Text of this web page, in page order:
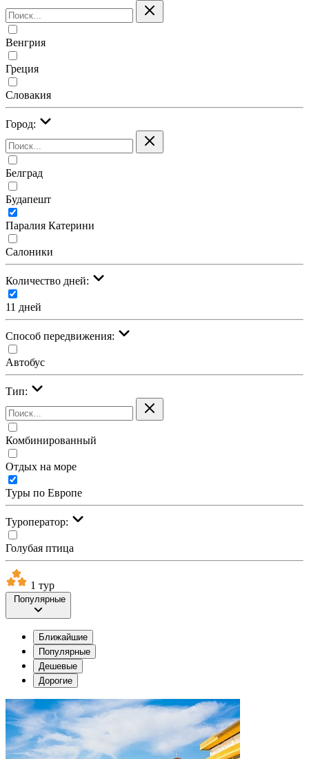
Венгрия
Греция
Словакия
Город:
Белград
Будапешт
Паралия Катерини
Салоники
Количество дней:
11 дней
Cпособ передвижения:
Автобус
Тип:
Комбинированный
Отдых на море
Туры по Европе
Туроператор:
Голубая птица
1 тур
Популярные
Ближайшие
Популярные
Дешевые
Дорогие